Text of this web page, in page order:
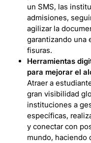
un SMS, las
admisiones,
agilizar la
garantizando una
fisuras.
Herramientas
para mejorar el
Atraer a
gran visibilidad
instituciones a
específicas,
y conectar con
mundo, haciendo